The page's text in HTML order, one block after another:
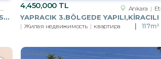
YAPRACIK 7.BÖLGEDE BOŞ,HEMEN OTURMAYA MÜSAİT 3+1 SATILIK DAİRE
4,450,000 TL Ankara
Жилая недвижимость квартира 117m²